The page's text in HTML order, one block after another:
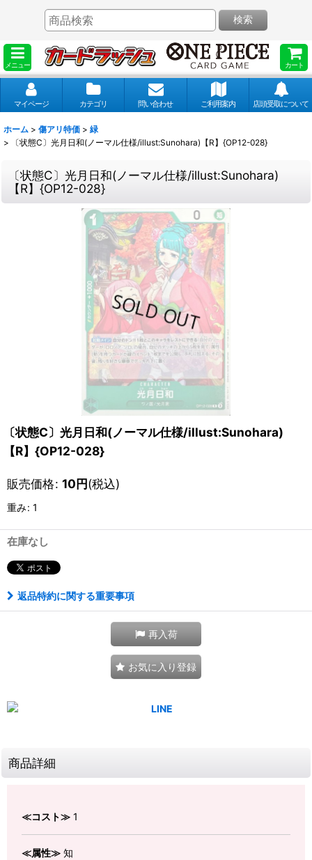
メニュー カート
検索
マイページ カテゴリ 問い合わせ ご利用案内 店頭受取について
ホーム > 傷アリ特価 > 緑
>
〔状態C〕光月日和(ノーマル仕様/illust:Sunohara)【R】{OP12-028}
〔状態C〕光月日和(ノーマル仕様/illust:Sunohara)
【R】{OP12-028}
〔状態C〕光月日和(ノーマル仕様/illust:Sunohara)
【R】{OP12-028}
販売価格: 10円(税込)
重み: 1
在庫なし
返品特約に関する重要事項
再入荷
お気に入り登録
商品詳細
≪コスト≫ 1
≪属性≫ 知